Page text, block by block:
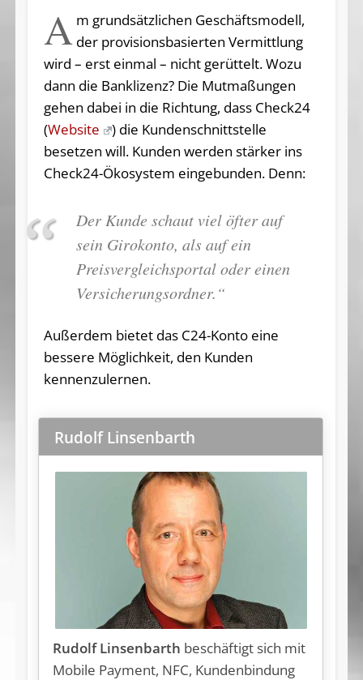
A m grundsätzlichen Geschäftsmodell,
der provisionsbasierten Vermittlung
wird – erst einmal – nicht gerüttelt. Wozu
dann die Banklizenz? Die Mutmaßungen
gehen dabei in die Richtung, dass Check24
(Website
) die Kundenschnittstelle
besetzen will. Kunden werden stärker ins
Check24-Ökosystem eingebunden. Denn:
Der Kunde schaut viel öfter auf
sein Girokonto, als auf ein
Preisvergleichsportal oder einen
Versicherungsordner.“
Außerdem bietet das C24-Konto eine
bessere Möglichkeit, den Kunden
kennenzulernen.
Rudolf Linsenbarth
Rudolf Linsenbarth be­schäf­tigt sich mit
Mobile Payment, NFC, Kundenbindung